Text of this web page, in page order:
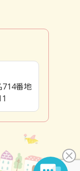
714番地